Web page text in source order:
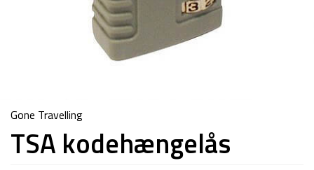
Gone Travelling
TSA kodehængelås